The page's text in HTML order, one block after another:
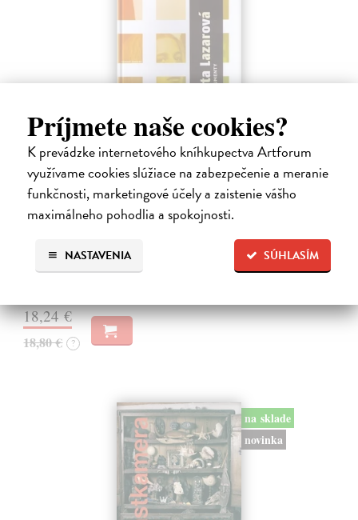
Príjmete naše cookies?
K prevádzke internetového kníhkupectva Artforum
využívame cookies slúžiace na zabezpečenie a meranie
funkčnosti, marketingové účely a zaistenie vášho
maximálneho pohodlia a spokojnosti.
SÚHLASÍM
NASTAVENIA
Marketa Lazarová. Studie a dokumenty
Gajdošík Petr (ed.)| Kniha
Kolektivní monografie, jejímž tématem je proslulý film režiséra F.
Vláčila 'Marketa Lazarová', poskytla prostor pro nové zhodnocení
tohoto snímku z pohledu znalců z nejrůznějších oborů, kteří
analyzovali…
18,24 €
18,80 € ?
na sklade
novinka